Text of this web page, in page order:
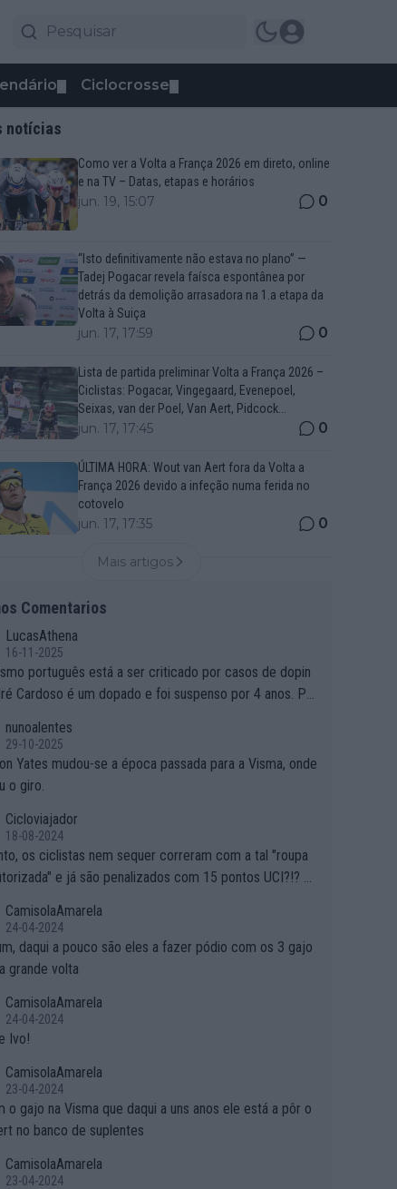
Ciclocrosse
notícias
Como ver a Volta a França 2026 em direto, online
e na TV – Datas, etapas e horários
jun. 19, 15:07 0
“Isto definitivamente não estava no plano” —
Tadej Pogacar revela faísca espontânea por
detrás da demolição arrasadora na 1.a etapa da
Volta à Suiça
jun. 17, 17:59 0
Lista de partida preliminar Volta a França 2026 –
Ciclistas: Pogacar, Vingegaard, Evenepoel,
Seixas, van der Poel, Van Aert, Pidcock...
jun. 17, 17:45 0
ÚLTIMA HORA: Wout van Aert fora da Volta a
França 2026 devido a infeção numa ferida no
cotovelo
jun. 17, 17:35 0
Mais artigos
Comentarios
LucasAthena
16-11-2025
português está a ser criticado por casos de dopin
Cardoso é um dopado e foi suspenso por 4 anos. Po
nunoalentes
29-10-2025
Yates mudou-se a época passada para a Visma, onde
o giro.
Cicloviajador
18-08-2024
os ciclistas nem sequer correram com a tal "roupa
e já são penalizados com 15 pontos UCI?!? S
Mas penalizar os atletas retirando-lhes pontos??? Is
na secretaria o que os atletas conquistam na estra
CamisolaAmarela
24-04-2024
daqui a pouco são eles a fazer pódio com os 3 gajo
grande volta
CamisolaAmarela
24-04-2024
Ivo!
CamisolaAmarela
23-04-2024
o gajo na Visma que daqui a uns anos ele está a pôr o
no banco de suplentes
CamisolaAmarela
23-04-2024